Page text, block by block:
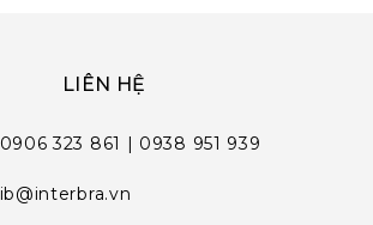
LIÊN HỆ
0906 323 861 | 0938 951 939
ib@interbra.vn